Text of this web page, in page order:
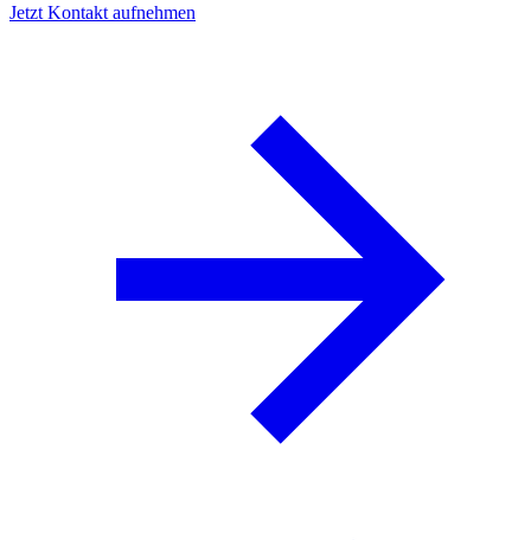
Jetzt Kontakt aufnehmen